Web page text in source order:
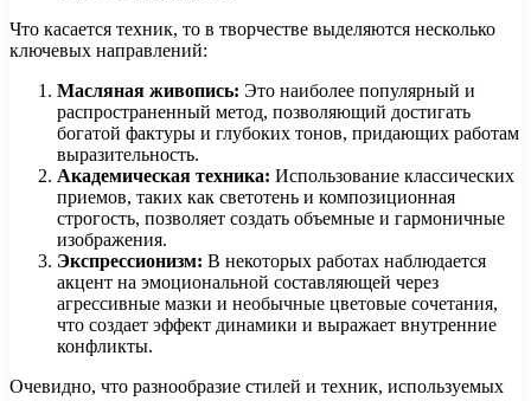
Что касается техник, то в творчестве выделяются несколько
ключевых направлений:
Масляная живопись: Это наиболее популярный и
распространенный метод, позволяющий достигать
богатой фактуры и глубоких тонов, придающих работам
выразительность.
Академическая техника: Использование классических
приемов, таких как светотень и композиционная
строгость, позволяет создать объемные и гармоничные
изображения.
Экспрессионизм: В некоторых работах наблюдается
акцент на эмоциональной составляющей через
агрессивные мазки и необычные цветовые сочетания,
что создает эффект динамики и выражает внутренние
конфликты.
Очевидно, что разнообразие стилей и техник, используемых